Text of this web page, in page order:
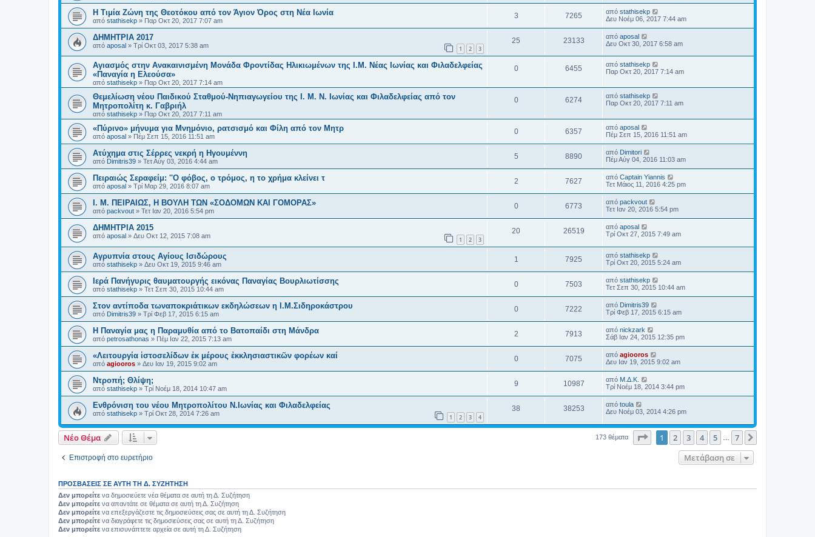
Η Τιμία Ζώνη της Θεοτόκου από τον Άγιον Όρος στη Νέα Ιωνία
από stathisekp » Παρ Οκτ 20, 2017 7:07 am
3 7265 από stathisekp
Δευ Νοέμ 06, 2017 7:44 am
ΔΗΜΗΤΡΙΑ 2017
από aposal » Τρί Οκτ 03, 2017 5:38 am 1 2 3
25 23133 από aposal
Δευ Οκτ 30, 2017 6:58 am
Αγιασμός στην Ανακαινισμένη Μονάδα Φροντίδας Ηλικιωμένων της Ι.Μ. Νέας Ιωνίας και Φιλαδελφείας
«Παναγία η Ελεούσα»
από stathisekp » Παρ Οκτ 20, 2017 7:14 am
0 6455 από stathisekp
Παρ Οκτ 20, 2017 7:14 am
Θεμελίωση νέου Παιδικού Σταθμού-Νηπιαγωγείου της Ι. Μ. Ν. Ιωνίας και Φιλαδελφείας από τον
Μητροπολίτη κ. Γαβριήλ
από stathisekp » Παρ Οκτ 20, 2017 7:11 am
0 6274 από stathisekp
Παρ Οκτ 20, 2017 7:11 am
«Πύρινο» μήνυμα για Μνημόνιο, ρατσισμό και Φίλη από τον Μητρ
από aposal » Πέμ Σεπ 15, 2016 11:51 am
0 6357 από aposal
Πέμ Σεπ 15, 2016 11:51 am
Ατύχημα στις Σέρρες νεκρή η Ηγουμέννη
από Dimitris39 » Τετ Αύγ 03, 2016 4:44 am
5 8890 από Dimitori
Πέμ Αύγ 04, 2016 11:03 am
Πειραιώς Σεραφείμ: ''Ο φόβος, ο τρόμος, η το χρήμα κλείνει τ
από aposal » Τρί Μαρ 29, 2016 8:07 am
2 7627 από Captain Yiannis
Τετ Μάιος 11, 2016 4:25 pm
Ι. Μ. ΠΕΙΡΑΙΩΣ, Η ΒΟΥΛΗ ΤΩΝ «ΣΟΔΟΜΩΝ ΚΑΙ ΓΟΜΟΡΑΣ»
από packvout » Τετ Ιαν 20, 2016 5:54 pm
0 6773 από packvout
Τετ Ιαν 20, 2016 5:54 pm
ΔΗΜΗΤΡΙΑ 2015
από aposal » Δευ Οκτ 12, 2015 7:08 am 1 2 3
20 26519 από aposal
Τρί Οκτ 27, 2015 7:49 am
Αγρυπνία στους Αγίους Ισιδώρους
από stathisekp » Δευ Οκτ 19, 2015 9:46 am
1 7925 από stathisekp
Τρί Οκτ 20, 2015 5:24 am
Ιερά Πανήγυρις θαυματουργής εικόνας Παναγίας Βουρλιωτίσσης
από stathisekp » Τετ Σεπ 30, 2015 10:44 am
0 7503 από stathisekp
Τετ Σεπ 30, 2015 10:44 am
Στον αντίποδα τωναποκριάτικων εκδηλώσεων η Ι.Μ.Σιδηροκάστρου
από Dimitris39 » Τρί Φεβ 17, 2015 6:15 am
0 7222 από Dimitris39
Τρί Φεβ 17, 2015 6:15 am
Η Παναγία μας η Παραμυθία από το Βατοπαίδι στη Μάνδρα
από petrosathonas » Πέμ Ιαν 22, 2015 7:13 am
2 7913 από nickzark
Σάβ Ιαν 24, 2015 12:35 pm
«Λειτουργία ἱστοσελίδων ἐκ μέρους ἐκκλησιαστικῶν φορέων καί
από agiooros » Δευ Ιαν 19, 2015 9:02 am
0 7075 από agiooros
Δευ Ιαν 19, 2015 9:02 am
Ντροπή; Θλίψη;
από stathisekp » Τρί Νοέμ 18, 2014 10:47 am
9 10987 από Μ.Δ.Κ.
Τρί Νοέμ 18, 2014 3:44 pm
Ενθρόνιση του νέου Μητροπολίτου Ν.Ιωνίας και Φιλαδελφείας
από stathisekp » Τρί Οκτ 28, 2014 7:26 am 1 2 3 4
38 38253 από toula
Δευ Νοέμ 03, 2014 4:26 pm
Νέο Θέμα 173 θέματα Σελίδα1 από 7
1 2 3 4 5 7
Επιστροφή στο ευρετήριο Μετάβαση σε
ΠΡΟΣΒΆΣΕΙΣ ΣΕ ΑΥΤΉ ΤΗ Δ. ΣΥΖΉΤΗΣΗ
Δεν μπορείτε να δημοσιεύετε νέα θέματα σε αυτή τη Δ. Συζήτηση
Δεν μπορείτε να απαντάτε σε θέματα σε αυτή τη Δ. Συζήτηση
Δεν μπορείτε να επεξεργάζεστε τις δημοσιεύσεις σας σε αυτή τη Δ. Συζήτηση
Δεν μπορείτε να διαγράφετε τις δημοσιεύσεις σας σε αυτή τη Δ. Συζήτηση
Δεν μπορείτε να επισυνάπτετε αρχεία σε αυτή τη Δ. Συζήτηση